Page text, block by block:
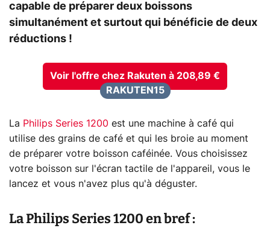
capable de préparer deux boissons
simultanément et surtout qui bénéficie de deux
réductions !
Voir l'offre chez Rakuten à 208,89 €
RAKUTEN15
La Philips Series 1200 est une machine à café qui
utilise des grains de café et qui les broie au moment
de préparer votre boisson caféinée. Vous choisissez
votre boisson sur l'écran tactile de l'appareil, vous le
lancez et vous n'avez plus qu'à déguster.
La Philips Series 1200 en bref :